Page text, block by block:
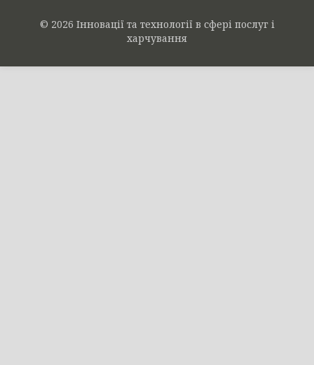
© 2026 Інновації та технології в сфері послуг і
харчування